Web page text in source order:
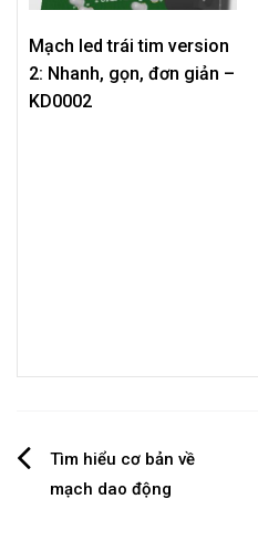
Mạch led trái tim version
2: Nhanh, gọn, đơn giản –
KD0002
PostTìm hiểu cơ bản về
mạch dao động